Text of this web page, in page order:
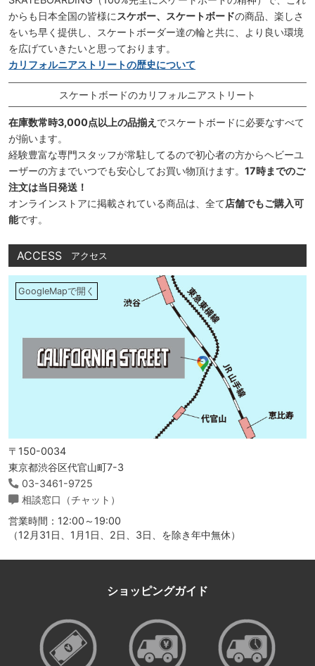
からも日本全国の皆様に スケボー、スケートボードの商品、楽しさ
をいち早く提供し、スケートボーダー達の輪と共に、より良い環境
を広げていきたいと思っております。
カリフォルニアストリートの歴史について
スケートボードのカリフォルニアストリート
在庫数常時3,000点以上の品揃え でスケートボードに必要なすべて
が揃います。
経験豊富な専門スタッフが常駐してるので初心者の方からヘビーユ
ーザーの方までいつでも安心してお買い物頂けます。 17時までのご
注文は当日発送！
オンラインストアに掲載されている商品は、全て店舗でもご購入可
能です。
ACCESS アクセス
GoogleMapで開く
〒150-0034
東京都渋谷区代官山町7-3
03-3461-9725
相談窓口（チャット）
営業時間：12:00～19:00
（12月31日、1月1日、2日、3日、を除き年中無休）
ショッピングガイド